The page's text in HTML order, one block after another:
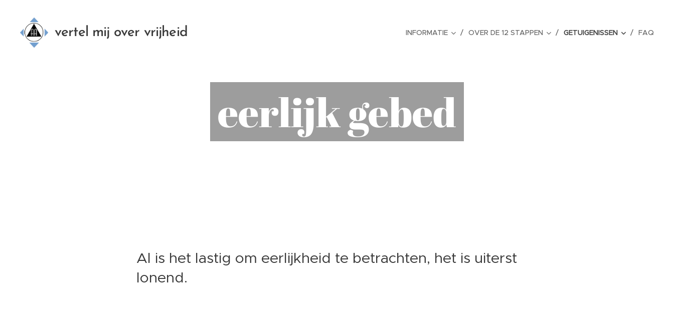
vertel mij over vrijheid INFORMATIE OVER DE 12 STAPPEN GETUIGENISSEN FAQ
eerlijk gebed
Al is het lastig om eerlijkheid te betrachten, het is uiterst
lonend.